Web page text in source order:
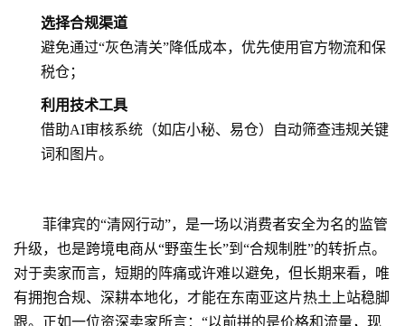
选择合规渠道
避免通过“灰色清关”降低成本，优先使用官方物流和保
税仓；
利用技术工具
借助AI审核系统（如店小秘、易仓）自动筛查违规关键
词和图片。
菲律宾的“清网行动”，是一场以消费者安全为名的监管
升级，也是跨境电商从“野蛮生长”到“合规制胜”的转折点。
对于卖家而言，短期的阵痛或许难以避免，但长期来看，唯
有拥抱合规、深耕本地化，才能在东南亚这片热土上站稳脚
跟。正如一位资深卖家所言：“以前拼的是价格和流量，现